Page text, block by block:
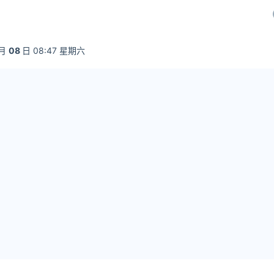
08 日 08:47 星期六